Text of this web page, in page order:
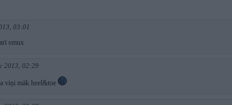
03:01
smux
2013, 02:29
viņi māk heel&toe